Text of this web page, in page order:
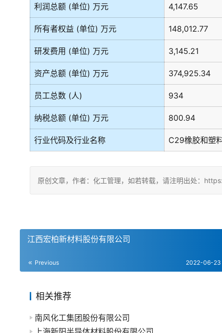
利润总额 (单位) 万元 4,147.65
所有者权益 (单位) 万元 148,012.77
研发费用 (单位) 万元 3,145.21
资产总额 (单位) 万元 374,925.34
员工总数 (人) 934
纳税总额 (单位) 万元 800.94
行业代码及行业名称 C29橡胶和塑
原创文章，作者：化工管理，如若转载，请注明出处：
江西宏柏新材料股份有限公司
Previous 2022-06-23
相关推荐
南风化工集团股份有限公司